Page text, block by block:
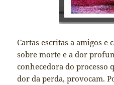
Cartas escritas a amigos e
sobre morte e a dor
conhecedora do processo
dor da perda, provocam.